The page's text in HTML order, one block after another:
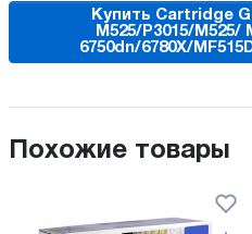
Купить Cartridge
M525/P3015/M525/
6750dn/6780X/
Похожие товары